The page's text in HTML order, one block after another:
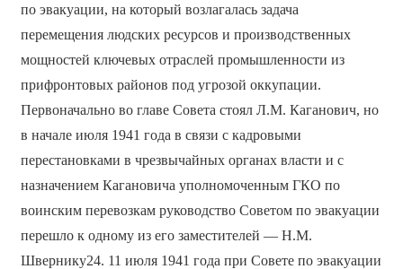
по эвакуации, на который возлагалась задача
перемещения людских ресурсов и производственных
мощностей ключевых отраслей промышленности из
прифронтовых районов под угрозой оккупации.
Первоначально во главе Совета стоял Л.М. Каганович, но
в начале июля 1941 года в связи с кадровыми
перестановками в чрезвычайных органах власти и с
назначением Кагановича уполномоченным ГКО по
воинским перевозкам руководство Советом по эвакуации
перешло к одному из его заместителей — Н.М.
Швернику24. 11 июля 1941 года при Совете по эвакуации